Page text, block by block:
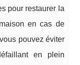
pour restaurer la
en cas de
pouvez éviter
en plein